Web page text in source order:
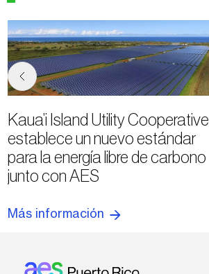
Kaua’i Island Utility Cooperative
establece un nuevo estándar
para la energía libre de carbono
junto con AES
Más información